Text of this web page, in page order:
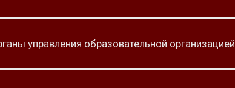
управления образовательной организацией